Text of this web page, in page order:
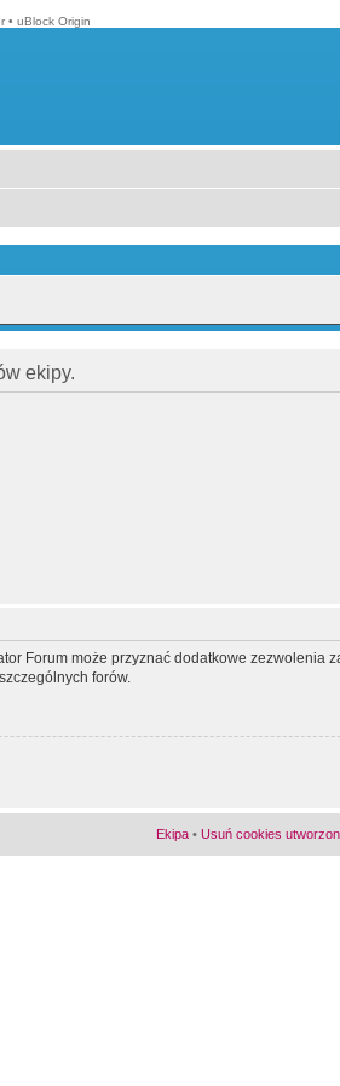
• uBlock Origin
ekipy.
Forum może przyznać dodatkowe zezwolenia
forów.
Ekipa • Usuń cookies